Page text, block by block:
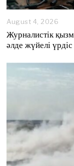
August 4, 2026
g
u
6
Журналистік
әлде жүйелі